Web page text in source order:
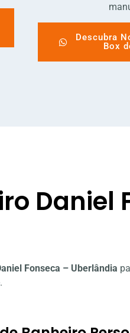
Descubra
Box
Daniel
Fonseca – Uberlândia